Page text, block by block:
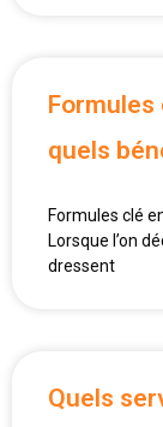
Formules
quels
Formules clé
Lorsque l’on
dressent
Quels